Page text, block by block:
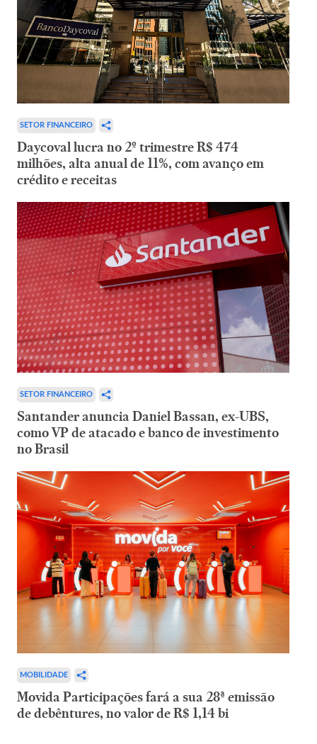
SETOR FINANCEIRO
Daycoval lucra no 2º trimestre R$ 474
milhões, alta anual de 11%, com avanço em
crédito e receitas
SETOR FINANCEIRO
Santander anuncia Daniel Bassan, ex-UBS,
como VP de atacado e banco de investimento
no Brasil
MOBILIDADE
Movida Participações fará a sua 28ª emissão
de debêntures, no valor de R$ 1,14 bi